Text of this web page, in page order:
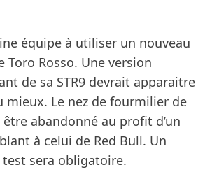
équipe à utiliser un nouveau
Toro Rosso. Une version
de sa STR9 devrait apparaitre
mieux. Le nez de fourmilier de
être abandonné au profit d’un
à celui de Red Bull. Un
test sera obligatoire.